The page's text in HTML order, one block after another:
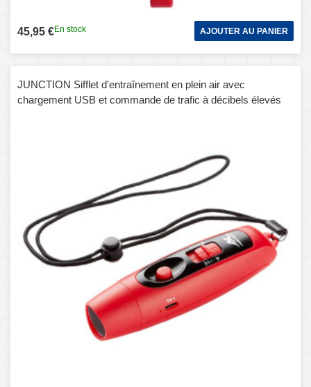
45,95 €En stock AJOUTER AU PANIER
JUNCTION Sifflet d'entraînement en plein air avec
chargement USB et commande de trafic à décibels élevés